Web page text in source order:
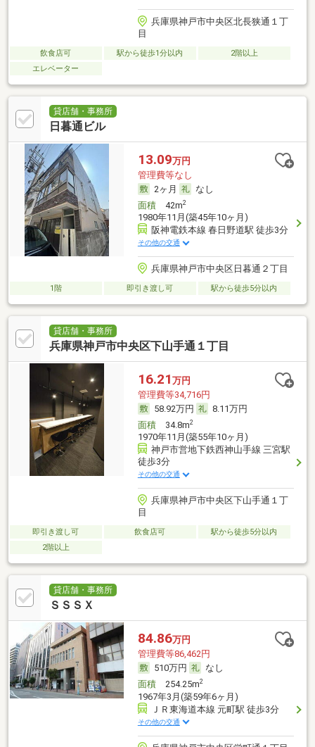
兵庫県神戸市中央区北長狭通１丁
目
飲食店可 駅から徒歩1分以内
2階以上
エレベーター
貸店舗・事務所
日暮通ビル
13.09万円
管理費等なし
2ヶ月
なし
面積42m2
1980年11月(築45年10ヶ月)
阪神電鉄本線 春日野道駅 徒歩3分
その他の交通
兵庫県神戸市中央区日暮通２丁目
1階 即引き渡し可 駅から徒歩5分以内
貸店舗・事務所
兵庫県神戸市中央区下山手通１丁目
16.21 万円
管理費等34,716円
58.92万円
8.11万円
面積34.8m2
1970年11月(築55年10ヶ月)
神戸市営地下鉄西神山手線 三宮駅
徒歩3分
その他の交通
兵庫県神戸市中央区下山手通１丁
目
即引き渡し可 飲食店可
駅から徒歩5分以内
2階以上
貸店舗・事務所
ＳＳＳＸ
84.86万円
管理費等86,462円
510万円
なし
面積254.25m2
1967年3月(築59年6ヶ月)
ＪＲ東海道本線 元町駅 徒歩3分
その他の交通